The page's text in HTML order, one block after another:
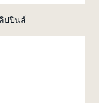
ปปินส์